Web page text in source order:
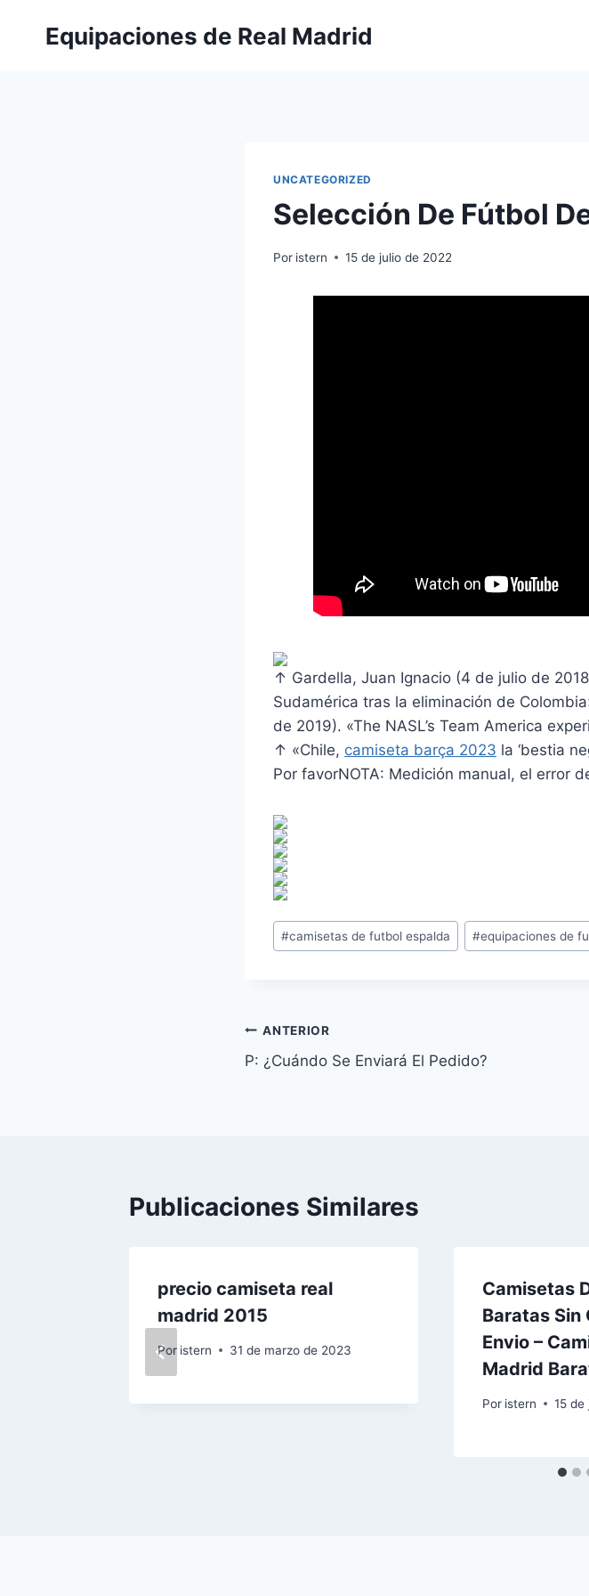
Equipaciones de Real Madrid
UNCATEGORIZED
Selección De Fútbol
Por istern 15 de julio de 2022
↑ Gardella, Juan Ignacio (4 de julio de
Sudamérica tras la eliminación de
de 2019). «The NASL’s Team America
↑ «Chile, camiseta barça 2023 la ‘bestia
Por favorNOTA: Medición manual, el error
Etiquetas
de
#camisetas de futbol espalda #equipaciones de
Navegación
de
ANTERIOR
P: ¿Cuándo Se Enviará El Pedido?
Publicaciones Similares
precio camiseta real
madrid 2015
Por istern 31 de marzo de 2023
Camisetas
Baratas Sin
Envio –
Madrid
Por istern 15 de